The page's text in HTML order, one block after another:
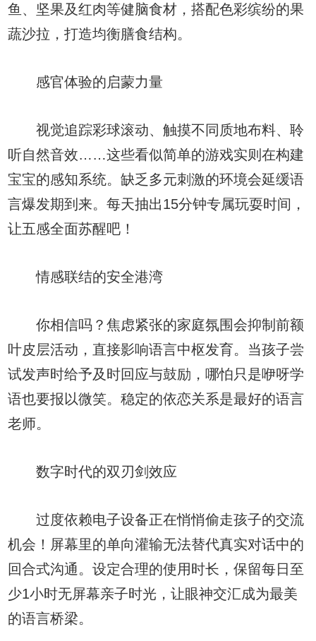
鱼、坚果及红肉等健脑食材，搭配色彩缤纷的果
蔬沙拉，打造均衡膳食结构。
感官体验的启蒙力量
视觉追踪彩球滚动、触摸不同质地布料、聆
听自然音效……这些看似简单的游戏实则在构建
宝宝的感知系统。缺乏多元刺激的环境会延缓语
言爆发期到来。每天抽出15分钟专属玩耍时间，
让五感全面苏醒吧！
情感联结的安全港湾
你相信吗？焦虑紧张的家庭氛围会抑制前额
叶皮层活动，直接影响语言中枢发育。当孩子尝
试发声时给予及时回应与鼓励，哪怕只是咿呀学
语也要报以微笑。稳定的依恋关系是最好的语言
老师。
数字时代的双刃剑效应
过度依赖电子设备正在悄悄偷走孩子的交流
机会！屏幕里的单向灌输无法替代真实对话中的
回合式沟通。设定合理的使用时长，保留每日至
少1小时无屏幕亲子时光，让眼神交汇成为最美
的语言桥梁。